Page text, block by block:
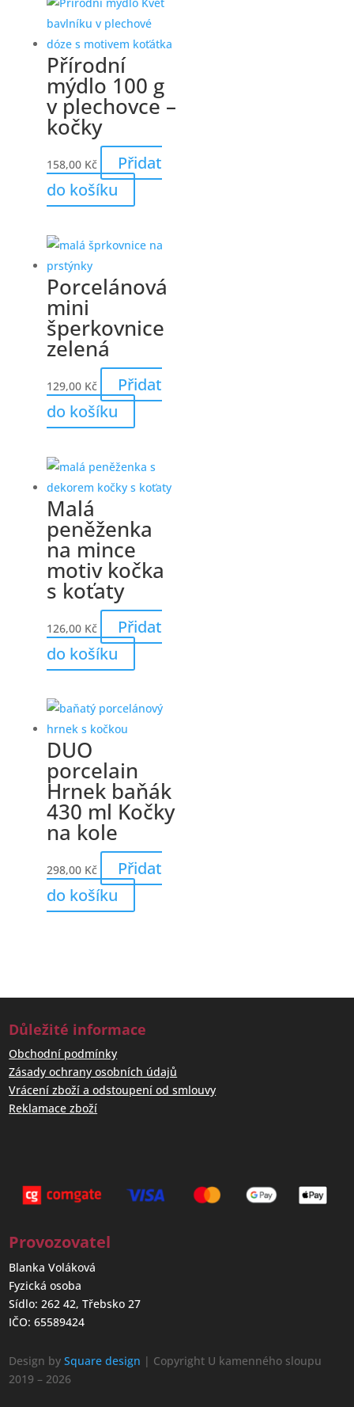
Přírodní
mýdlo 100 g
v plechovce –
kočky
158,00 Kč
Přidat
do košíku
Porcelánová
mini
šperkovnice
zelená
129,00 Kč
Přidat
do košíku
Malá
peněženka
na mince
motiv kočka
s koťaty
126,00 Kč
Přidat
do košíku
DUO
porcelain
Hrnek baňák
430 ml Kočky
na kole
298,00 Kč
Přidat
do košíku
Důležité informace
Obchodní podmínky
Zásady ochrany osobních údajů
Vrácení zboží a odstoupení od smlouvy
Reklamace zboží
Provozovatel
Blanka Voláková
Fyzická osoba
Sídlo: 262 42, Třebsko 27
IČO: 65589424
Design bySquare design | Copyright U kamenného sloupu
2019 – 2026